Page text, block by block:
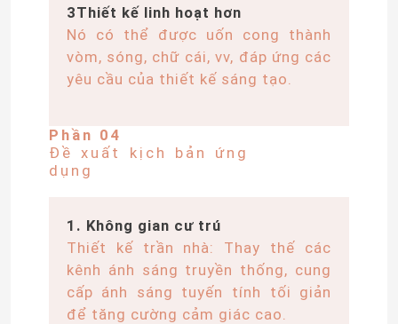
Ánh sáng tuyến tính đường chân trời
Dưới ánh sáng dải LED tủ
Đèn trang sức LED
Đèn LED chiếu sáng dưới kệ
Đường ray đèn LED
3Thiết kế linh hoạt hơn
Nó có thể được uốn cong thành
vòm, sóng, chữ cái, vv, đáp ứng các
yêu cầu của thiết kế sáng tạo.
Phần 04
Đề xuất kịch bản ứng
dụng
1. Không gian cư trú
Thiết kế trần nhà: Thay thế các
kênh ánh sáng truyền thống, cung
cấp ánh sáng tuyến tính tối giản
để tăng cường cảm giác cao.